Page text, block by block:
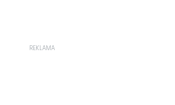
REKLAMA